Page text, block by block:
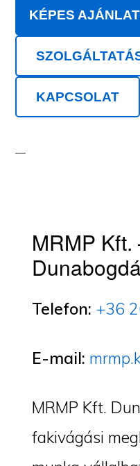
KÉPES
KAPCSOLAT
MRMP
Telefon: +36
E-mail:
MRMP Kft.
fakivágási